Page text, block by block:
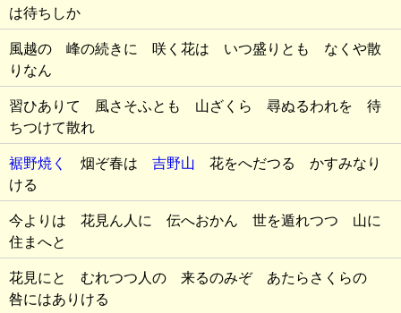
は待ちしか
風越の 峰の続きに 咲く花は いつ盛りとも なくや散
りなん
習ひありて 風さそふとも 山ざくら 尋ぬるわれを 待
ちつけて散れ
裾野焼く 烟ぞ春は 吉野山 花をへだつる かすみなり
ける
今よりは 花見ん人に 伝へおかん 世を遁れつつ 山に
住まへと
花見にと むれつつ人の 来るのみぞ あたらさくらの
咎にはありける